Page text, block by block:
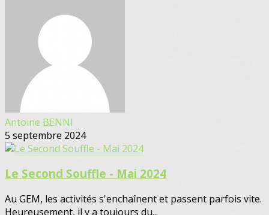
Antoine BENNI
5 septembre 2024
Le Second Souffle - Mai 2024
Au GEM, les activités s'enchaînent et passent parfois vite.
Heureusement, il y a toujours du...